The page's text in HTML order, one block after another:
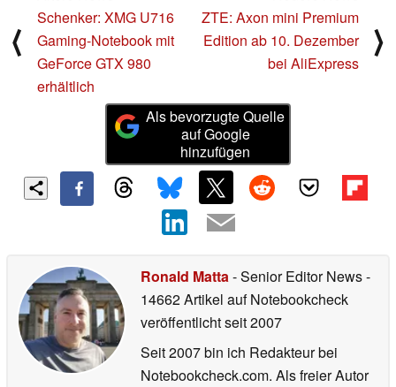
⟨
Schenker: XMG U716
Gaming-Notebook mit
GeForce GTX 980
erhältlich
ZTE: Axon mini Premium
Edition ab 10. Dezember
bei AliExpress
⟩
Als bevorzugte Quelle
auf Google
hinzufügen
Ronald Matta- Senior Editor News-
14662 Artikel auf Notebookcheck
veröffentlichtseit 2007
Seit 2007 bin ich Redakteur bei
Notebookcheck.com. Als freier Autor